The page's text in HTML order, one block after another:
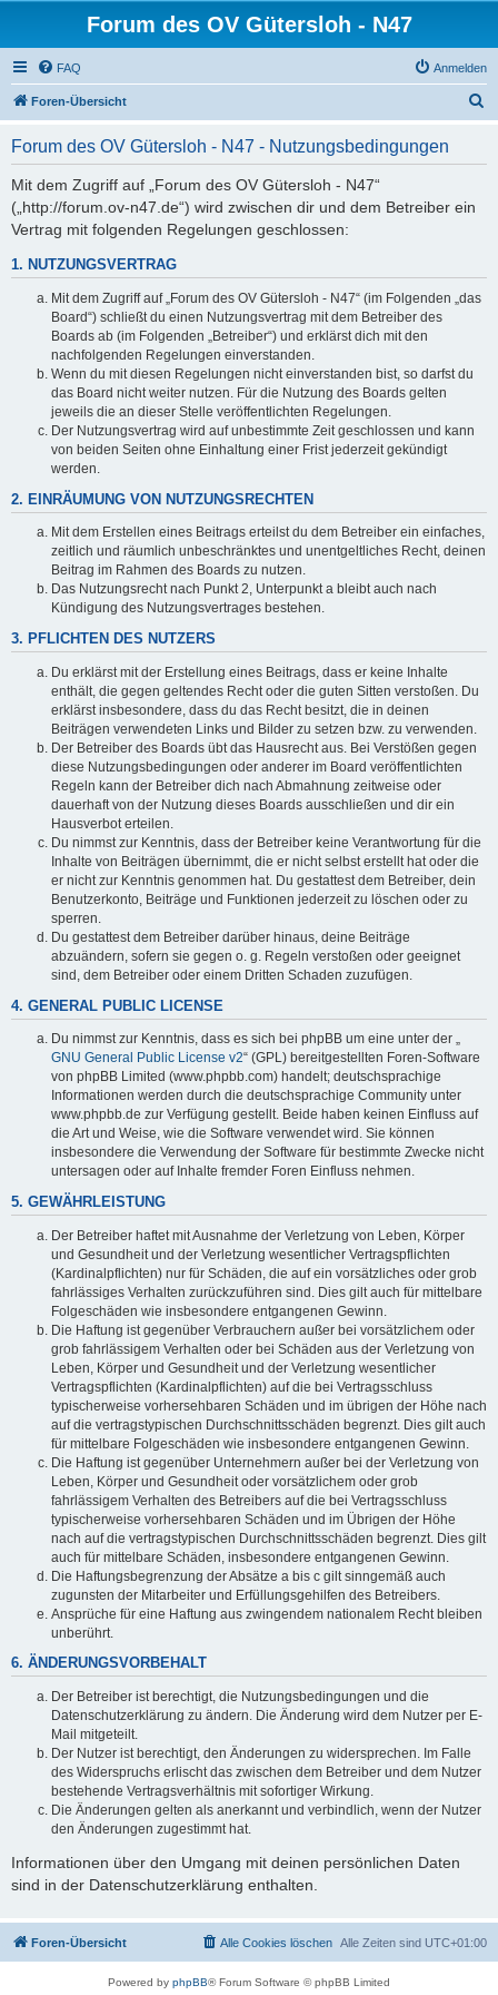
Forum des OV Gütersloh - N47
FAQ Anmelden
Foren-Übersicht
Forum des OV Gütersloh - N47 - Nutzungsbedingungen
Mit dem Zugriff auf „Forum des OV Gütersloh - N47“
(„http://forum.ov-n47.de“) wird zwischen dir und dem Betreiber ein
Vertrag mit folgenden Regelungen geschlossen:
1. NUTZUNGSVERTRAG
Mit dem Zugriff auf „Forum des OV Gütersloh - N47“ (im Folgenden „das
Board“) schließt du einen Nutzungsvertrag mit dem Betreiber des
Boards ab (im Folgenden „Betreiber“) und erklärst dich mit den
nachfolgenden Regelungen einverstanden.
Wenn du mit diesen Regelungen nicht einverstanden bist, so darfst du
das Board nicht weiter nutzen. Für die Nutzung des Boards gelten
jeweils die an dieser Stelle veröffentlichten Regelungen.
Der Nutzungsvertrag wird auf unbestimmte Zeit geschlossen und kann
von beiden Seiten ohne Einhaltung einer Frist jederzeit gekündigt
werden.
2. EINRÄUMUNG VON NUTZUNGSRECHTEN
Mit dem Erstellen eines Beitrags erteilst du dem Betreiber ein einfaches,
zeitlich und räumlich unbeschränktes und unentgeltliches Recht, deinen
Beitrag im Rahmen des Boards zu nutzen.
Das Nutzungsrecht nach Punkt 2, Unterpunkt a bleibt auch nach
Kündigung des Nutzungsvertrages bestehen.
3. PFLICHTEN DES NUTZERS
Du erklärst mit der Erstellung eines Beitrags, dass er keine Inhalte
enthält, die gegen geltendes Recht oder die guten Sitten verstoßen. Du
erklärst insbesondere, dass du das Recht besitzt, die in deinen
Beiträgen verwendeten Links und Bilder zu setzen bzw. zu verwenden.
Der Betreiber des Boards übt das Hausrecht aus. Bei Verstößen gegen
diese Nutzungsbedingungen oder anderer im Board veröffentlichten
Regeln kann der Betreiber dich nach Abmahnung zeitweise oder
dauerhaft von der Nutzung dieses Boards ausschließen und dir ein
Hausverbot erteilen.
Du nimmst zur Kenntnis, dass der Betreiber keine Verantwortung für die
Inhalte von Beiträgen übernimmt, die er nicht selbst erstellt hat oder die
er nicht zur Kenntnis genommen hat. Du gestattest dem Betreiber, dein
Benutzerkonto, Beiträge und Funktionen jederzeit zu löschen oder zu
sperren.
Du gestattest dem Betreiber darüber hinaus, deine Beiträge
abzuändern, sofern sie gegen o. g. Regeln verstoßen oder geeignet
sind, dem Betreiber oder einem Dritten Schaden zuzufügen.
4. GENERAL PUBLIC LICENSE
Du nimmst zur Kenntnis, dass es sich bei phpBB um eine unter der „
GNU General Public License v2“ (GPL) bereitgestellten Foren-Software
von phpBB Limited (www.phpbb.com) handelt; deutschsprachige
Informationen werden durch die deutschsprachige Community unter
www.phpbb.de zur Verfügung gestellt. Beide haben keinen Einfluss auf
die Art und Weise, wie die Software verwendet wird. Sie können
insbesondere die Verwendung der Software für bestimmte Zwecke nicht
untersagen oder auf Inhalte fremder Foren Einfluss nehmen.
5. GEWÄHRLEISTUNG
Der Betreiber haftet mit Ausnahme der Verletzung von Leben, Körper
und Gesundheit und der Verletzung wesentlicher Vertragspflichten
(Kardinalpflichten) nur für Schäden, die auf ein vorsätzliches oder grob
fahrlässiges Verhalten zurückzuführen sind. Dies gilt auch für mittelbare
Folgeschäden wie insbesondere entgangenen Gewinn.
Die Haftung ist gegenüber Verbrauchern außer bei vorsätzlichem oder
grob fahrlässigem Verhalten oder bei Schäden aus der Verletzung von
Leben, Körper und Gesundheit und der Verletzung wesentlicher
Vertragspflichten (Kardinalpflichten) auf die bei Vertragsschluss
typischerweise vorhersehbaren Schäden und im übrigen der Höhe nach
auf die vertragstypischen Durchschnittsschäden begrenzt. Dies gilt auch
für mittelbare Folgeschäden wie insbesondere entgangenen Gewinn.
Die Haftung ist gegenüber Unternehmern außer bei der Verletzung von
Leben, Körper und Gesundheit oder vorsätzlichem oder grob
fahrlässigem Verhalten des Betreibers auf die bei Vertragsschluss
typischerweise vorhersehbaren Schäden und im Übrigen der Höhe
nach auf die vertragstypischen Durchschnittsschäden begrenzt. Dies gilt
auch für mittelbare Schäden, insbesondere entgangenen Gewinn.
Die Haftungsbegrenzung der Absätze a bis c gilt sinngemäß auch
zugunsten der Mitarbeiter und Erfüllungsgehilfen des Betreibers.
Ansprüche für eine Haftung aus zwingendem nationalem Recht bleiben
unberührt.
6. ÄNDERUNGSVORBEHALT
Der Betreiber ist berechtigt, die Nutzungsbedingungen und die
Datenschutzerklärung zu ändern. Die Änderung wird dem Nutzer per E-
Mail mitgeteilt.
Der Nutzer ist berechtigt, den Änderungen zu widersprechen. Im Falle
des Widerspruchs erlischt das zwischen dem Betreiber und dem Nutzer
bestehende Vertragsverhältnis mit sofortiger Wirkung.
Die Änderungen gelten als anerkannt und verbindlich, wenn der Nutzer
den Änderungen zugestimmt hat.
Informationen über den Umgang mit deinen persönlichen Daten
sind in der Datenschutzerklärung enthalten.
Foren-Übersicht Alle Zeiten sind UTC+01:00
Alle Cookies löschen
Powered by phpBB® Forum Software © phpBB Limited